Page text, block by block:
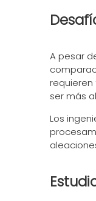
A pesar
ser más
Los